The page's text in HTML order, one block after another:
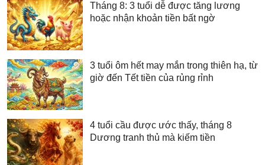
Tháng 8: 3 tuổi dễ được tăng lương
hoặc nhận khoản tiền bất ngờ
3 tuổi ôm hết may mắn trong thiên hạ, từ
giờ đến Tết tiền của rủng rỉnh
4 tuổi cầu được ước thấy, tháng 8
Dương tranh thủ mà kiếm tiền